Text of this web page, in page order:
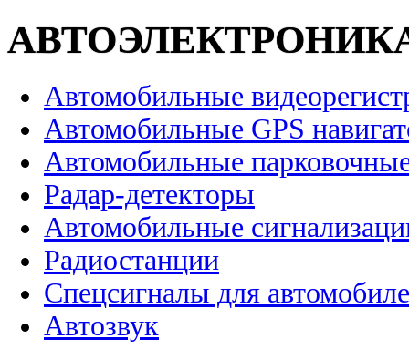
Автомобильные
Автомобильные GPS
Автомобильные
Радар-детекторы
Автомобильные
Радиостанции
Спецсигналы для
Автозвук